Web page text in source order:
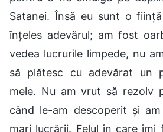
Satanei. Însă eu sunt o
înțeles adevărul; am fost
vedea lucrurile limpede, nu
să plătesc cu adevărat un
mele. Nu am vrut să rezolv
când le-am descoperit și
mari lucrării. Felul în care îmi